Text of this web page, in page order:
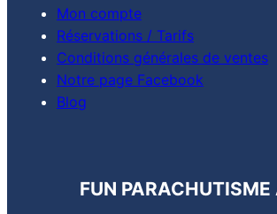
Mon compte
Réservations / Tarifs
Conditions générales de ventes
Notre page Facebook
Blog
FUN PARACHUTISME